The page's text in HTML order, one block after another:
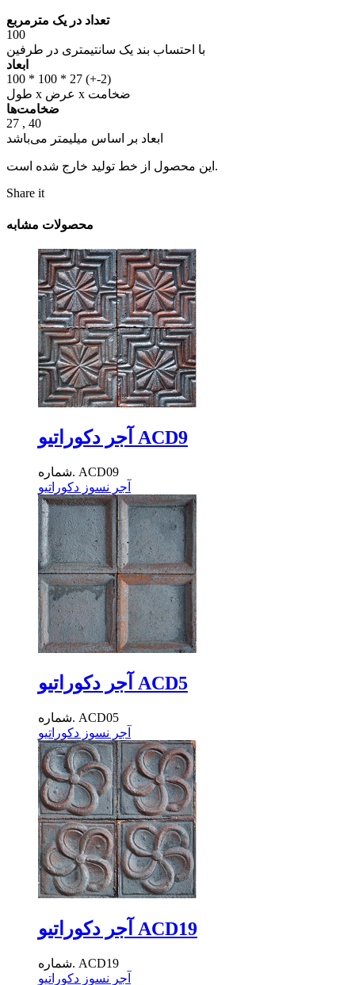
تعداد در یک مترمربع
100
با احتساب بند یک سانتیمتری در طرفین
ابعاد
100 * 100 * 27 (+-2)
طول x عرض x ضخامت
ضخامت‌ها
27 , 40
ابعاد بر اساس میلیمتر می‌باشد
این محصول از خط تولید خارج شده است.
Share it
محصولات مشابه
آجر دکوراتیو ACD9
شماره. ACD09
آجر نسوز دکوراتیو
آجر دکوراتیو ACD5
شماره. ACD05
آجر نسوز دکوراتیو
آجر دکوراتیو ACD19
شماره. ACD19
آجر نسوز دکوراتیو